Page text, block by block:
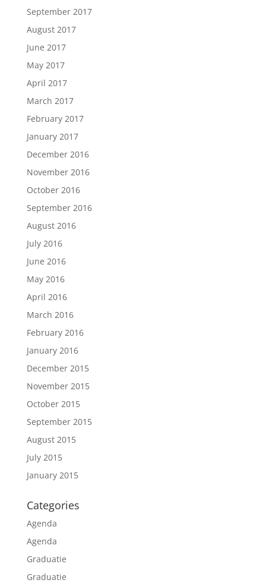
September 2017
August 2017
June 2017
May 2017
April 2017
March 2017
February 2017
January 2017
December 2016
November 2016
October 2016
September 2016
August 2016
July 2016
June 2016
May 2016
April 2016
March 2016
February 2016
January 2016
December 2015
November 2015
October 2015
September 2015
August 2015
July 2015
January 2015
Categories
Agenda
Agenda
Graduatie
Graduatie